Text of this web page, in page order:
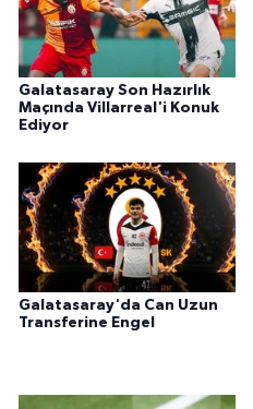
Galatasaray Son Hazırlık
Maçında Villarreal'i Konuk
Ediyor
Galatasaray'da Can Uzun
Transferine Engel